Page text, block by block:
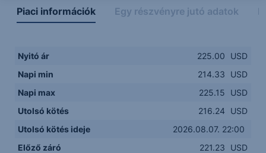
Piaci információk Egy részvényre jutó adatok
Nyitó ár 225.00
USD
Napi min
214.33
USD
Napi max
225.15
USD
Utolsó kötés
216.24
USD
Utolsó kötés ideje
2026.08.07. 22:00
Előző záró
221.23
USD